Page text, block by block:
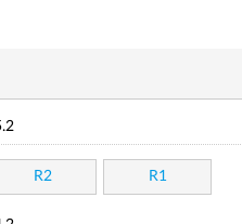
R2 R1